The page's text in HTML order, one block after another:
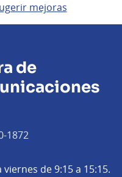
mejoras
de
1872
viernes de 9:15 a 15:15.